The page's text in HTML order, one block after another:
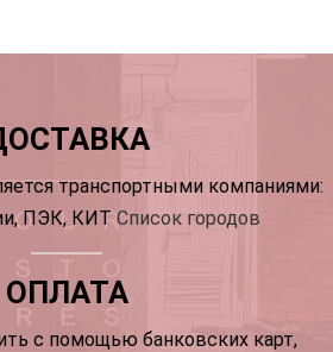
транспортными компаниями:
ПЭК, КИТ Список городов
ОПЛАТА
с помощью банковских карт,